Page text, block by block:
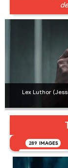
Lex Luthor
289 IMAGES